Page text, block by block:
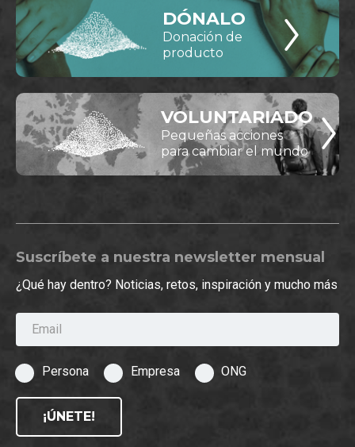
DÓNALO
Donación de
producto
VOLUNTARIADO
Pequeñas acciones
para cambiar el mundo
Suscríbete a nuestra newsletter mensual
¿Qué hay dentro? Noticias, retos, inspiración y mucho más
Email
Persona Empresa ONG
¡ÚNETE!